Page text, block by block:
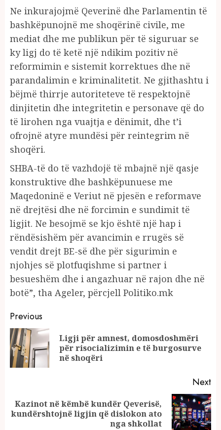
Ne inkurajojmë Qeverinë dhe Parlamentin të
bashkëpunojnë me shoqërinë civile, me
mediat dhe me publikun për të siguruar se
ky ligj do të ketë një ndikim pozitiv në
reformimin e sistemit korrektues dhe në
parandalimin e kriminalitetit. Ne gjithashtu i
bëjmë thirrje autoriteteve të respektojnë
dinjitetin dhe integritetin e personave që do
të lirohen nga vuajtja e dënimit, dhe t’i
ofrojnë atyre mundësi për reintegrim në
shoqëri.
SHBA-të do të vazhdojë të mbajnë një qasje
konstruktive dhe bashkëpunuese me
Maqedoninë e Veriut në pjesën e reformave
në drejtësi dhe në forcimin e sundimit të
ligjit. Ne besojmë se kjo është një hap i
rëndësishëm për avancimin e rrugës së
vendit drejt BE-së dhe për sigurimin e
njohjes së plotfuqishme si partner i
besueshëm dhe i angazhuar në rajon dhe në
botë”, tha Ageler, përcjell Politiko.mk
Continue
Reading
Previous
Ligji për amnest, domosdoshmëri
për risocializimin e të burgosurve
në shoqëri
Next
Next
Kazinot në këmbë kundër Qeverisë,
kundërshtojnë ligjin që dislokon ato
nga shkollat